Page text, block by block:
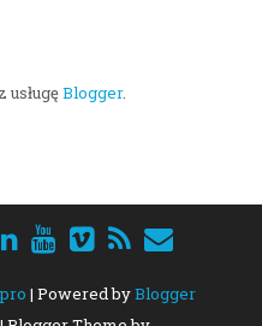
usługęBlogger.
| Powered byBlogger